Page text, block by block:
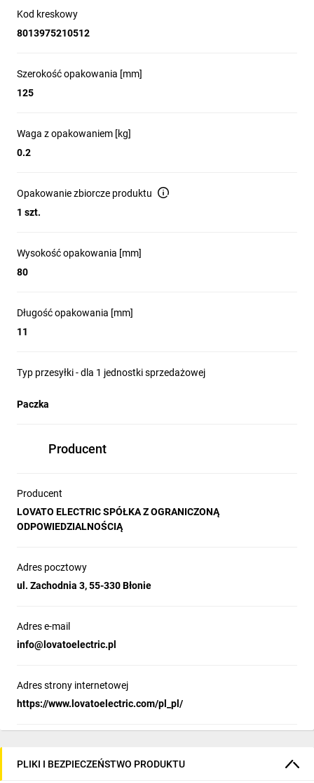
Kod kreskowy
8013975210512
Szerokość opakowania [mm]
125
Waga z opakowaniem [kg]
0.2
Opakowanie zbiorcze produktu
1 szt.
Wysokość opakowania [mm]
80
Długość opakowania [mm]
11
Typ przesyłki - dla 1 jednostki sprzedażowej
Paczka
Producent
Producent
LOVATO ELECTRIC SPÓŁKA Z OGRANICZONĄ
ODPOWIEDZIALNOŚCIĄ
Adres pocztowy
ul. Zachodnia 3, 55-330 Błonie
Adres e-mail
info@lovatoelectric.pl
Adres strony internetowej
https://www.lovatoelectric.com/pl_pl/
PLIKI I BEZPIECZEŃSTWO PRODUKTU